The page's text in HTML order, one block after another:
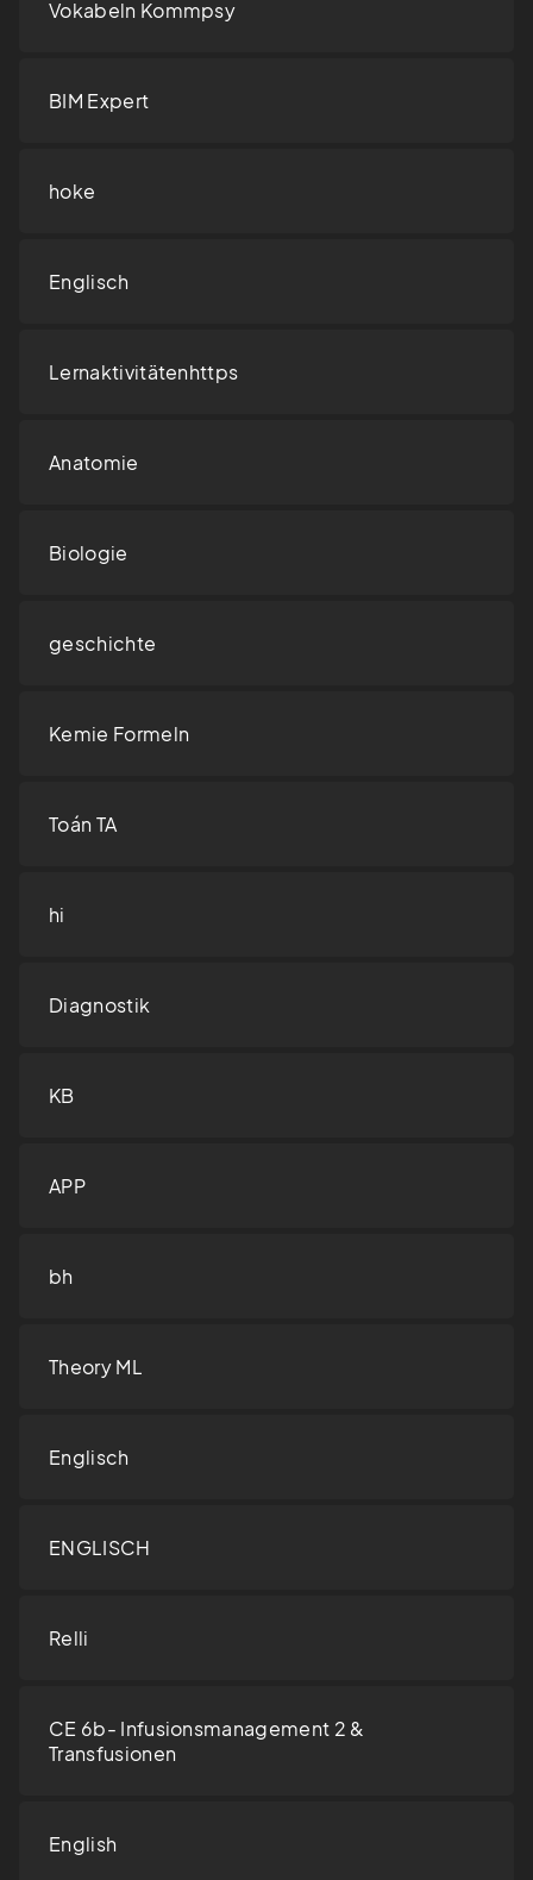
Vokabeln Kommpsy
BIM Expert
hoke
Englisch
Lernaktivitätenhttps
Anatomie
Biologie
geschichte
Kemie Formeln
Toán TA
hi
Diagnostik
KB
APP
bh
Theory ML
Englisch
ENGLISCH
Relli
CE 6b- Infusionsmanagement 2 &
Transfusionen
English